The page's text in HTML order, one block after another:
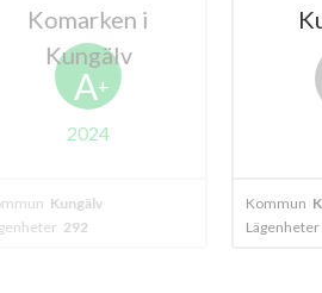
i
Kungälv 1
Kungälv
8